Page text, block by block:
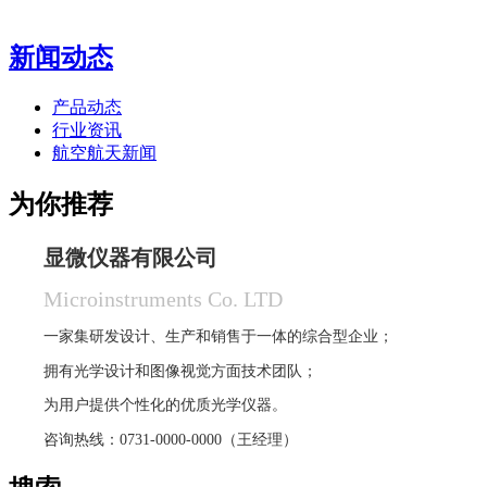
新闻动态
产品动态
行业资讯
航空航天新闻
为你推荐
显微仪器有限公司
Microinstruments Co. LTD
一家集研发设计、生产和销售于一体的综合型企业；
拥有光学设计和图像视觉方面技术团队；
为用户提供个性化的优质光学仪器。
咨询热线：0731-0000-0000（王经理）